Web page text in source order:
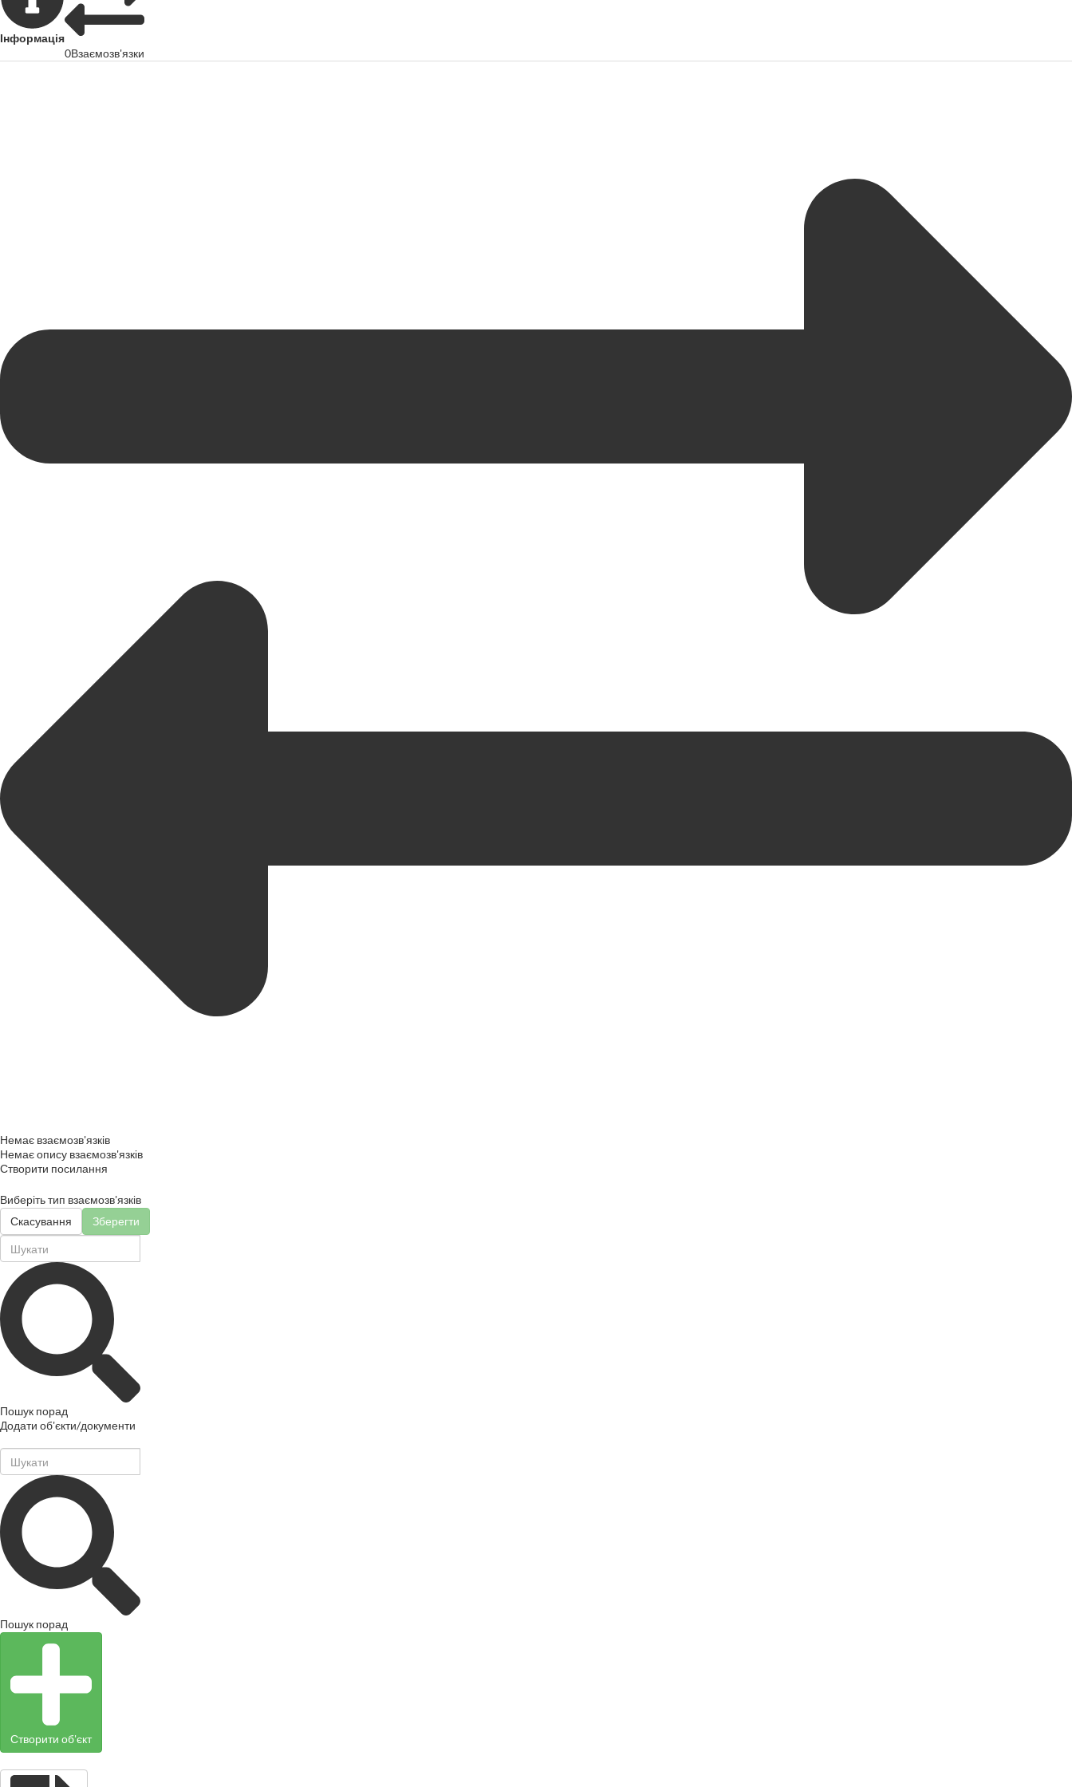
Інформація
0Взаємозв'язки
Немає взаємозв'язків
Немає опису взаємозв'язків
Створити посилання
Виберіть тип взаємозв'язків
Скасування
Зберегти
Пошук порад
Додати об'єкти/документи
Пошук порад
Створити об'єкт